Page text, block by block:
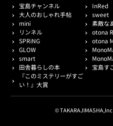
宝島チャンネル
InRed
大人のおしゃれ手帖
sweet
mini
素敵な
リンネル
otona
SPRiNG
otona
GLOW
smart
田舎暮らしの本
宝島す
『このミステリーがすご
い！』大賞
©